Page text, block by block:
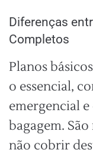
Diferenças
Completos
Planos
o essencial,
emergencial
bagagem.
não cobrir